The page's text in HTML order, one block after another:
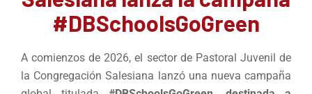
#DBSchoolsGoGreen
A comienzos de 2026, el sector de Pastoral Juvenil de
la Congregación Salesiana lanzó una nueva campaña